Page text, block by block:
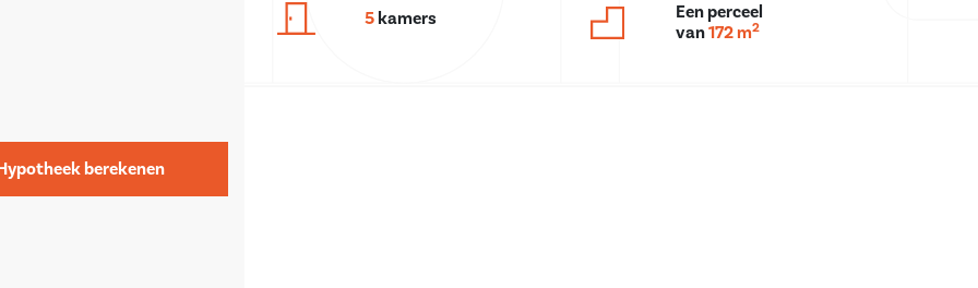
5kamers
Een perceel
van172 m2
berekenen